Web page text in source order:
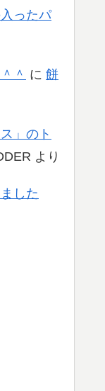
ったパ
＾ に 餅
」のト
より
した